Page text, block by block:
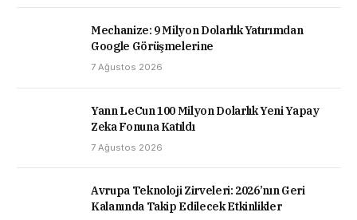
Mechanize: 9 Milyon Dolarlık Yatırımdan
Google Görüşmelerine
7 Ağustos 2026
Yann LeCun 100 Milyon Dolarlık Yeni Yapay
Zeka Fonuna Katıldı
7 Ağustos 2026
Avrupa Teknoloji Zirveleri: 2026’nın Geri
Kalanında Takip Edilecek Etkinlikler